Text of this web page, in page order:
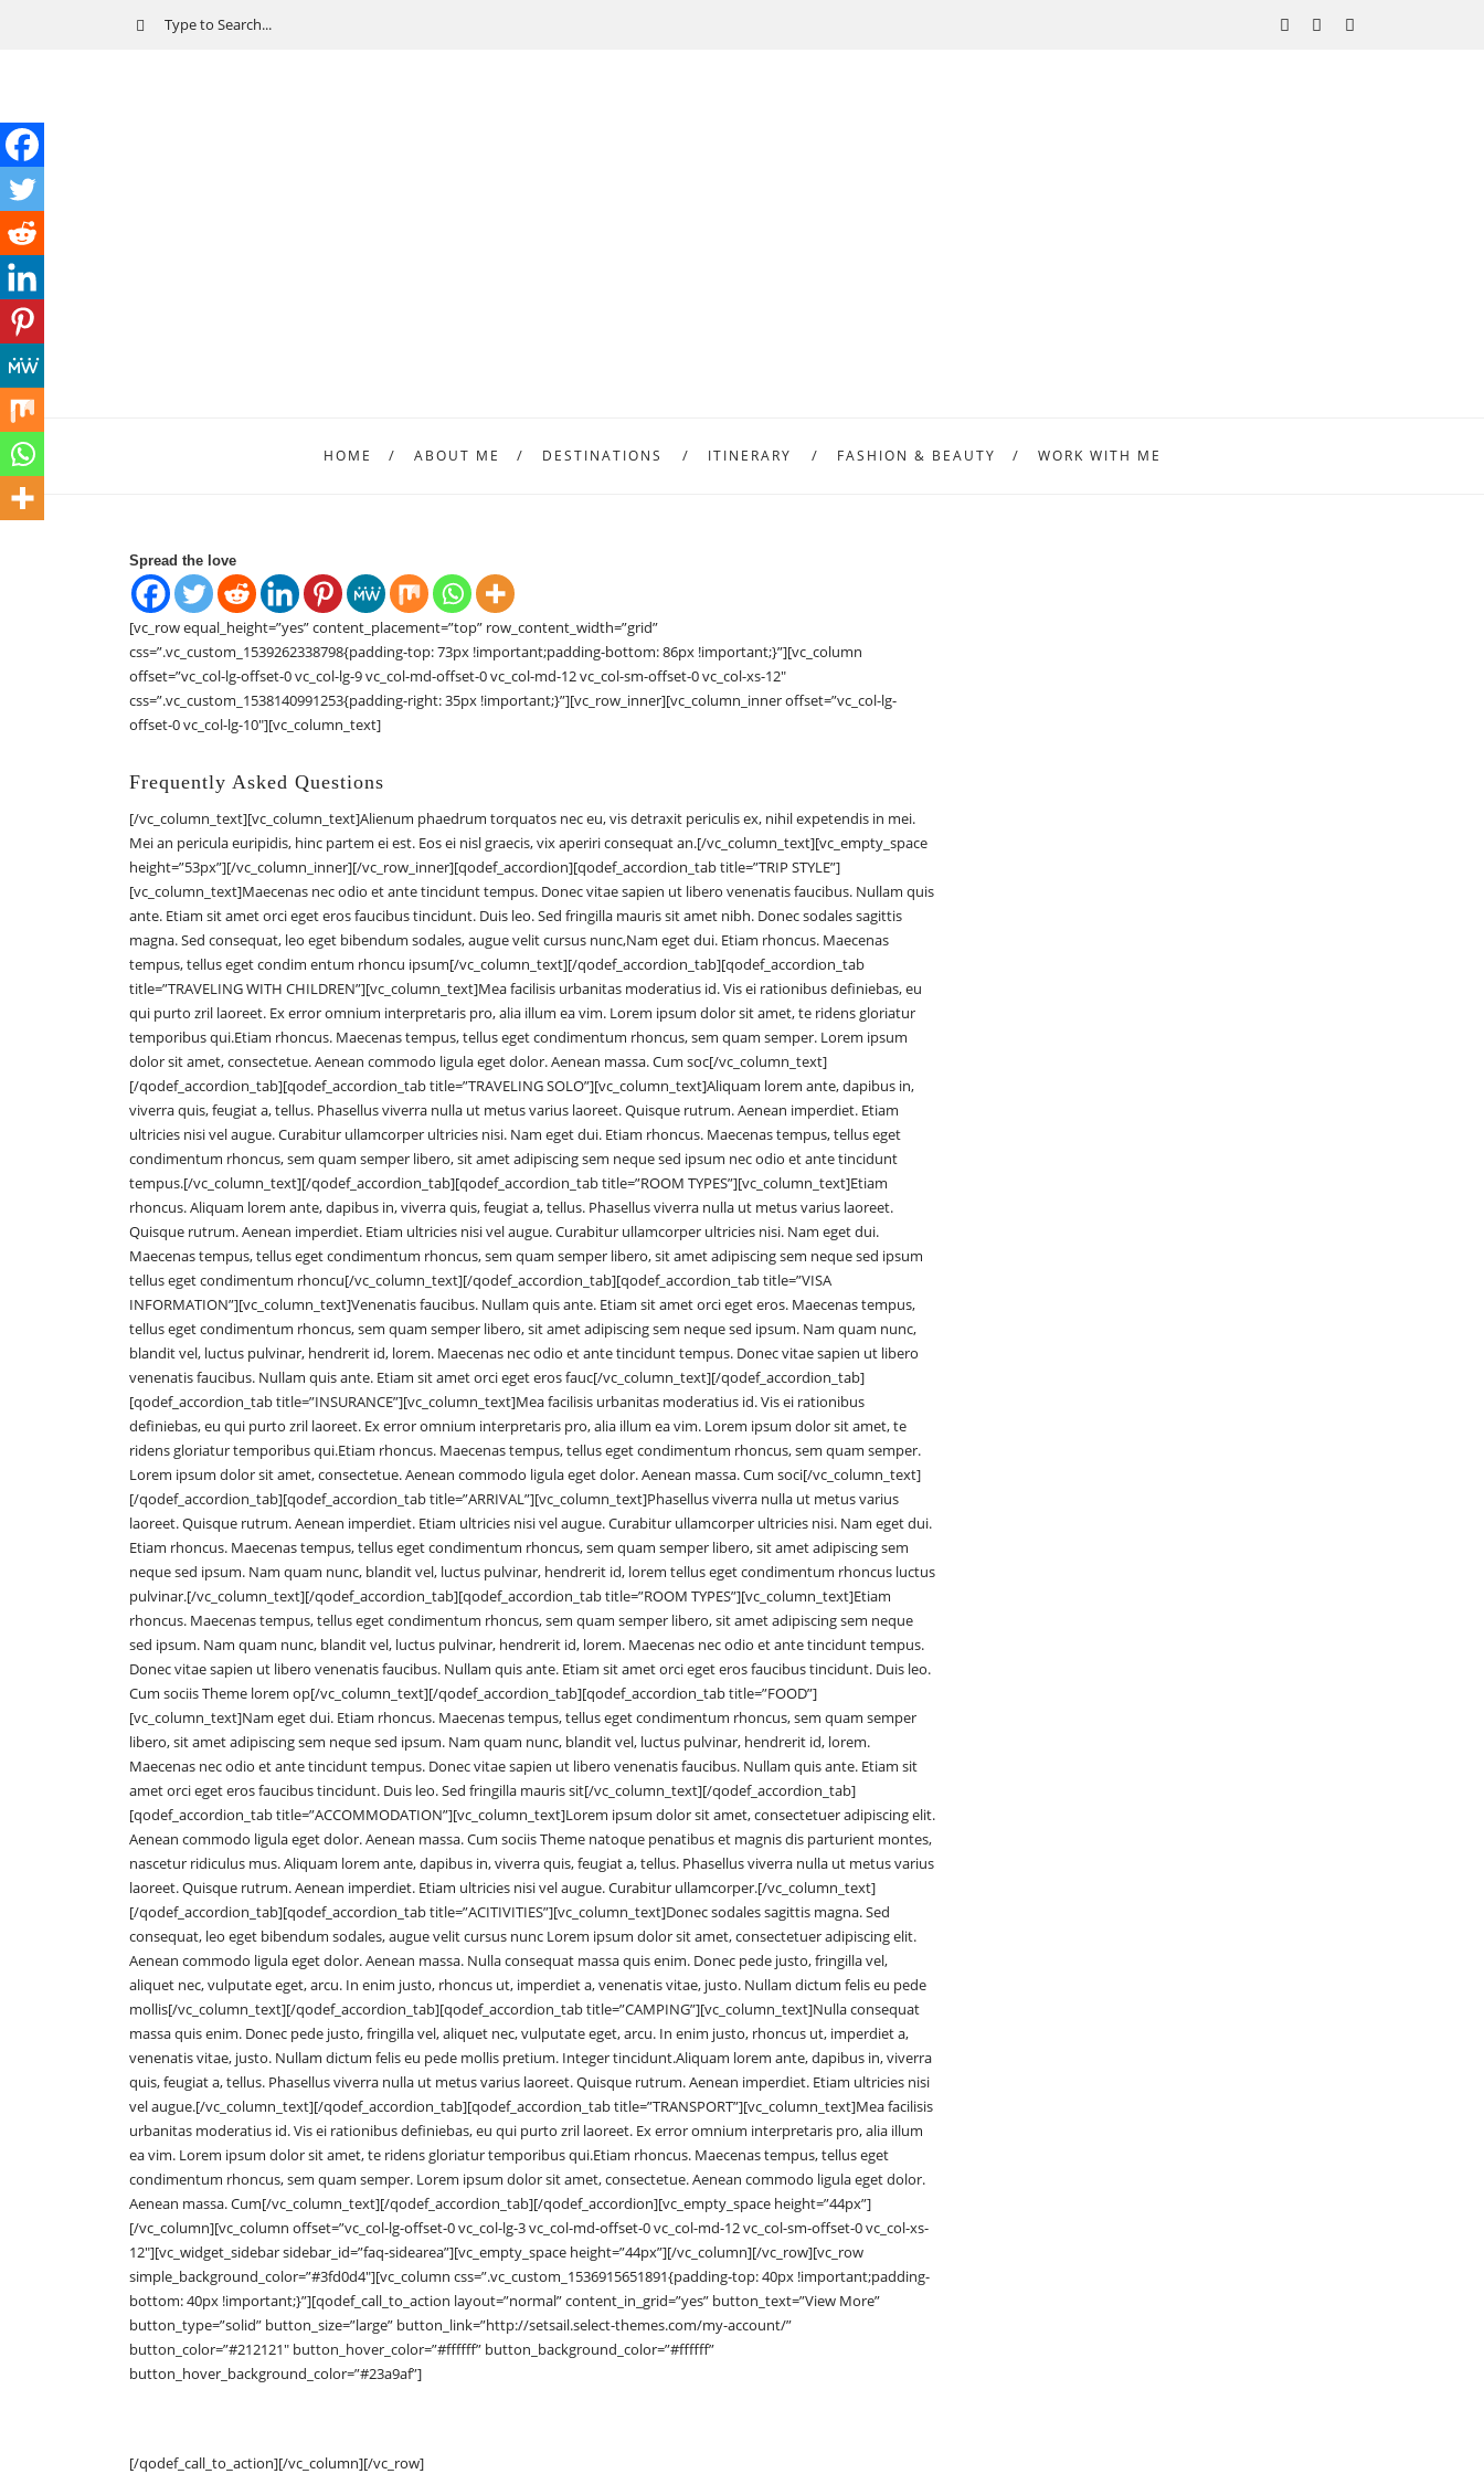
HOME ABOUT ME DESTINATIONS ITINERARY FASHION & BEAUTY WORK WITH ME
Spread the love
[vc_row equal_height=”yes” content_placement=”top” row_content_width=”grid”
css=”.vc_custom_1539262338798{padding-top: 73px !important;padding-bottom: 86px !important;}”][vc_column
offset=”vc_col-lg-offset-0 vc_col-lg-9 vc_col-md-offset-0 vc_col-md-12 vc_col-sm-offset-0 vc_col-xs-12″
css=”.vc_custom_1538140991253{padding-right: 35px !important;}”][vc_row_inner][vc_column_inner offset=”vc_col-lg-
offset-0 vc_col-lg-10″][vc_column_text]
Frequently Asked Questions
[/vc_column_text][vc_column_text]Alienum phaedrum torquatos nec eu, vis detraxit periculis ex, nihil expetendis in mei.
Mei an pericula euripidis, hinc partem ei est. Eos ei nisl graecis, vix aperiri consequat an.[/vc_column_text][vc_empty_space
height=”53px”][/vc_column_inner][/vc_row_inner][qodef_accordion][qodef_accordion_tab title=”TRIP STYLE”]
[vc_column_text]Maecenas nec odio et ante tincidunt tempus. Donec vitae sapien ut libero venenatis faucibus. Nullam quis
ante. Etiam sit amet orci eget eros faucibus tincidunt. Duis leo. Sed fringilla mauris sit amet nibh. Donec sodales sagittis
magna. Sed consequat, leo eget bibendum sodales, augue velit cursus nunc,Nam eget dui. Etiam rhoncus. Maecenas
tempus, tellus eget condim entum rhoncu ipsum[/vc_column_text][/qodef_accordion_tab][qodef_accordion_tab
title=”TRAVELING WITH CHILDREN”][vc_column_text]Mea facilisis urbanitas moderatius id. Vis ei rationibus definiebas, eu
qui purto zril laoreet. Ex error omnium interpretaris pro, alia illum ea vim. Lorem ipsum dolor sit amet, te ridens gloriatur
temporibus qui.Etiam rhoncus. Maecenas tempus, tellus eget condimentum rhoncus, sem quam semper. Lorem ipsum
dolor sit amet, consectetue. Aenean commodo ligula eget dolor. Aenean massa. Cum soc[/vc_column_text]
[/qodef_accordion_tab][qodef_accordion_tab title=”TRAVELING SOLO”][vc_column_text]Aliquam lorem ante, dapibus in,
viverra quis, feugiat a, tellus. Phasellus viverra nulla ut metus varius laoreet. Quisque rutrum. Aenean imperdiet. Etiam
ultricies nisi vel augue. Curabitur ullamcorper ultricies nisi. Nam eget dui. Etiam rhoncus. Maecenas tempus, tellus eget
condimentum rhoncus, sem quam semper libero, sit amet adipiscing sem neque sed ipsum nec odio et ante tincidunt
tempus.[/vc_column_text][/qodef_accordion_tab][qodef_accordion_tab title=”ROOM TYPES”][vc_column_text]Etiam
rhoncus. Aliquam lorem ante, dapibus in, viverra quis, feugiat a, tellus. Phasellus viverra nulla ut metus varius laoreet.
Quisque rutrum. Aenean imperdiet. Etiam ultricies nisi vel augue. Curabitur ullamcorper ultricies nisi. Nam eget dui.
Maecenas tempus, tellus eget condimentum rhoncus, sem quam semper libero, sit amet adipiscing sem neque sed ipsum
tellus eget condimentum rhoncu[/vc_column_text][/qodef_accordion_tab][qodef_accordion_tab title=”VISA
INFORMATION”][vc_column_text]Venenatis faucibus. Nullam quis ante. Etiam sit amet orci eget eros. Maecenas tempus,
tellus eget condimentum rhoncus, sem quam semper libero, sit amet adipiscing sem neque sed ipsum. Nam quam nunc,
blandit vel, luctus pulvinar, hendrerit id, lorem. Maecenas nec odio et ante tincidunt tempus. Donec vitae sapien ut libero
venenatis faucibus. Nullam quis ante. Etiam sit amet orci eget eros fauc[/vc_column_text][/qodef_accordion_tab]
[qodef_accordion_tab title=”INSURANCE”][vc_column_text]Mea facilisis urbanitas moderatius id. Vis ei rationibus
definiebas, eu qui purto zril laoreet. Ex error omnium interpretaris pro, alia illum ea vim. Lorem ipsum dolor sit amet, te
ridens gloriatur temporibus qui.Etiam rhoncus. Maecenas tempus, tellus eget condimentum rhoncus, sem quam semper.
Lorem ipsum dolor sit amet, consectetue. Aenean commodo ligula eget dolor. Aenean massa. Cum soci[/vc_column_text]
[/qodef_accordion_tab][qodef_accordion_tab title=”ARRIVAL”][vc_column_text]Phasellus viverra nulla ut metus varius
laoreet. Quisque rutrum. Aenean imperdiet. Etiam ultricies nisi vel augue. Curabitur ullamcorper ultricies nisi. Nam eget dui.
Etiam rhoncus. Maecenas tempus, tellus eget condimentum rhoncus, sem quam semper libero, sit amet adipiscing sem
neque sed ipsum. Nam quam nunc, blandit vel, luctus pulvinar, hendrerit id, lorem tellus eget condimentum rhoncus luctus
pulvinar.[/vc_column_text][/qodef_accordion_tab][qodef_accordion_tab title=”ROOM TYPES”][vc_column_text]Etiam
rhoncus. Maecenas tempus, tellus eget condimentum rhoncus, sem quam semper libero, sit amet adipiscing sem neque
sed ipsum. Nam quam nunc, blandit vel, luctus pulvinar, hendrerit id, lorem. Maecenas nec odio et ante tincidunt tempus.
Donec vitae sapien ut libero venenatis faucibus. Nullam quis ante. Etiam sit amet orci eget eros faucibus tincidunt. Duis leo.
Cum sociis Theme lorem op[/vc_column_text][/qodef_accordion_tab][qodef_accordion_tab title=”FOOD”]
[vc_column_text]Nam eget dui. Etiam rhoncus. Maecenas tempus, tellus eget condimentum rhoncus, sem quam semper
libero, sit amet adipiscing sem neque sed ipsum. Nam quam nunc, blandit vel, luctus pulvinar, hendrerit id, lorem.
Maecenas nec odio et ante tincidunt tempus. Donec vitae sapien ut libero venenatis faucibus. Nullam quis ante. Etiam sit
amet orci eget eros faucibus tincidunt. Duis leo. Sed fringilla mauris sit[/vc_column_text][/qodef_accordion_tab]
[qodef_accordion_tab title=”ACCOMMODATION”][vc_column_text]Lorem ipsum dolor sit amet, consectetuer adipiscing elit.
Aenean commodo ligula eget dolor. Aenean massa. Cum sociis Theme natoque penatibus et magnis dis parturient montes,
nascetur ridiculus mus. Aliquam lorem ante, dapibus in, viverra quis, feugiat a, tellus. Phasellus viverra nulla ut metus varius
laoreet. Quisque rutrum. Aenean imperdiet. Etiam ultricies nisi vel augue. Curabitur ullamcorper.[/vc_column_text]
[/qodef_accordion_tab][qodef_accordion_tab title=”ACITIVITIES”][vc_column_text]Donec sodales sagittis magna. Sed
consequat, leo eget bibendum sodales, augue velit cursus nunc Lorem ipsum dolor sit amet, consectetuer adipiscing elit.
Aenean commodo ligula eget dolor. Aenean massa. Nulla consequat massa quis enim. Donec pede justo, fringilla vel,
aliquet nec, vulputate eget, arcu. In enim justo, rhoncus ut, imperdiet a, venenatis vitae, justo. Nullam dictum felis eu pede
mollis[/vc_column_text][/qodef_accordion_tab][qodef_accordion_tab title=”CAMPING”][vc_column_text]Nulla consequat
massa quis enim. Donec pede justo, fringilla vel, aliquet nec, vulputate eget, arcu. In enim justo, rhoncus ut, imperdiet a,
venenatis vitae, justo. Nullam dictum felis eu pede mollis pretium. Integer tincidunt.Aliquam lorem ante, dapibus in, viverra
quis, feugiat a, tellus. Phasellus viverra nulla ut metus varius laoreet. Quisque rutrum. Aenean imperdiet. Etiam ultricies nisi
vel augue.[/vc_column_text][/qodef_accordion_tab][qodef_accordion_tab title=”TRANSPORT”][vc_column_text]Mea facilisis
urbanitas moderatius id. Vis ei rationibus definiebas, eu qui purto zril laoreet. Ex error omnium interpretaris pro, alia illum
ea vim. Lorem ipsum dolor sit amet, te ridens gloriatur temporibus qui.Etiam rhoncus. Maecenas tempus, tellus eget
condimentum rhoncus, sem quam semper. Lorem ipsum dolor sit amet, consectetue. Aenean commodo ligula eget dolor.
Aenean massa. Cum[/vc_column_text][/qodef_accordion_tab][/qodef_accordion][vc_empty_space height=”44px”]
[/vc_column][vc_column offset=”vc_col-lg-offset-0 vc_col-lg-3 vc_col-md-offset-0 vc_col-md-12 vc_col-sm-offset-0 vc_col-xs-
12″][vc_widget_sidebar sidebar_id=”faq-sidearea”][vc_empty_space height=”44px”][/vc_column][/vc_row][vc_row
simple_background_color=”#3fd0d4″][vc_column css=”.vc_custom_1536915651891{padding-top: 40px !important;padding-
bottom: 40px !important;}”][qodef_call_to_action layout=”normal” content_in_grid=”yes” button_text=”View More”
button_type=”solid” button_size=”large” button_link=”http://setsail.select-themes.com/my-account/”
button_color=”#212121″ button_hover_color=”#ffffff” button_background_color=”#ffffff”
button_hover_background_color=”#23a9af”]
[/qodef_call_to_action][/vc_column][/vc_row]